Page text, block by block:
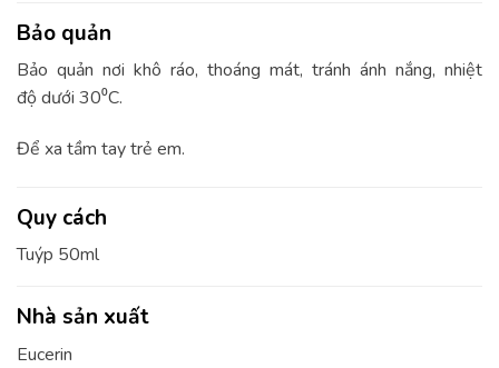
Bảo quản
Bảo quản nơi khô ráo, thoáng mát, tránh ánh nắng, nhiệt
độ dưới 30⁰C.
Để xa tầm tay trẻ em.
Quy cách
Tuýp 50ml
Nhà sản xuất
Eucerin